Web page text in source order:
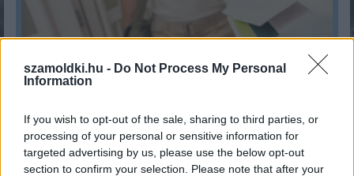
szamoldki.hu - Do Not Process My Personal
Information
If you wish to opt-out of the sale, sharing to third parties, or
processing of your personal or sensitive information for
targeted advertising by us, please use the below opt-out
section to confirm your selection. Please note that after your
Mekkora állami nyugdíjra számíthatok?
KISZÁMOLOM!